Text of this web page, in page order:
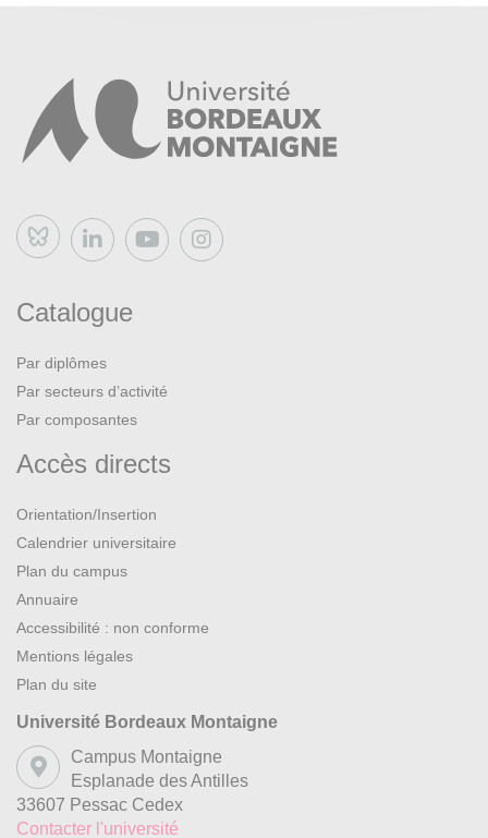
Óscar Pedraza). Disponible sous-titrée en français sur la
plateforme de vidéos à la demande MyCanal notamment.
Bluesky
Catalogue
Par diplômes
Par secteurs d’activité
Par composantes
Accès directs
Orientation/Insertion
Calendrier universitaire
Plan du campus
Annuaire
Accessibilité : non conforme
Mentions légales
Plan du site
Université Bordeaux Montaigne
Campus Montaigne
Esplanade des Antilles
33607 Pessac Cedex
Contacter l'université